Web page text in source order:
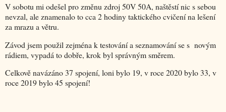
V sobotu mi odešel pro změnu zdroj 50V 50A, naštěstí nic s sebou
nevzal, ale znamenalo to cca 2 hodiny taktického cvičení na lešení
za mrazu a větru.
Závod jsem použil zejména k testování a seznamování se s novým
rádiem, vypadá to dobře, krok byl správným směrem.
Celkově navázáno 37 spojení, loni bylo 19, v roce 2020 bylo 33, v
roce 2019 bylo 45 spojení!